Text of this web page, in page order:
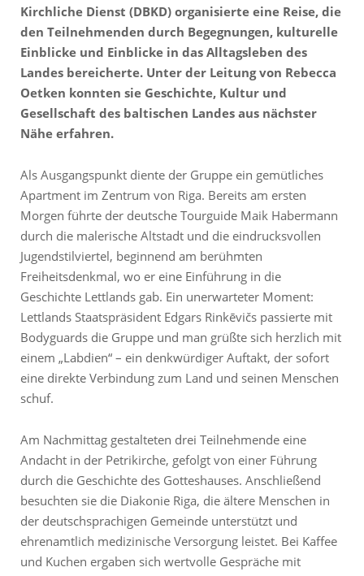
Kirchliche Dienst (DBKD) organisierte eine Reise, die
den Teilnehmenden durch Begegnungen, kulturelle
Einblicke und Einblicke in das Alltagsleben des
Landes bereicherte. Unter der Leitung von Rebecca
Oetken konnten sie Geschichte, Kultur und
Gesellschaft des baltischen Landes aus nächster
Nähe erfahren.
Als Ausgangspunkt diente der Gruppe ein gemütliches
Apartment im Zentrum von Riga. Bereits am ersten
Morgen führte der deutsche Tourguide Maik Habermann
durch die malerische Altstadt und die eindrucksvollen
Jugendstilviertel, beginnend am berühmten
Freiheitsdenkmal, wo er eine Einführung in die
Geschichte Lettlands gab. Ein unerwarteter Moment:
Lettlands Staatspräsident Edgars Rinkēvičs passierte mit
Bodyguards die Gruppe und man grüßte sich herzlich mit
einem „Labdien“ – ein denkwürdiger Auftakt, der sofort
eine direkte Verbindung zum Land und seinen Menschen
schuf.
Am Nachmittag gestalteten drei Teilnehmende eine
Andacht in der Petrikirche, gefolgt von einer Führung
durch die Geschichte des Gotteshauses. Anschließend
besuchten sie die Diakonie Riga, die ältere Menschen in
der deutschsprachigen Gemeinde unterstützt und
ehrenamtlich medizinische Versorgung leistet. Bei Kaffee
und Kuchen ergaben sich wertvolle Gespräche mit